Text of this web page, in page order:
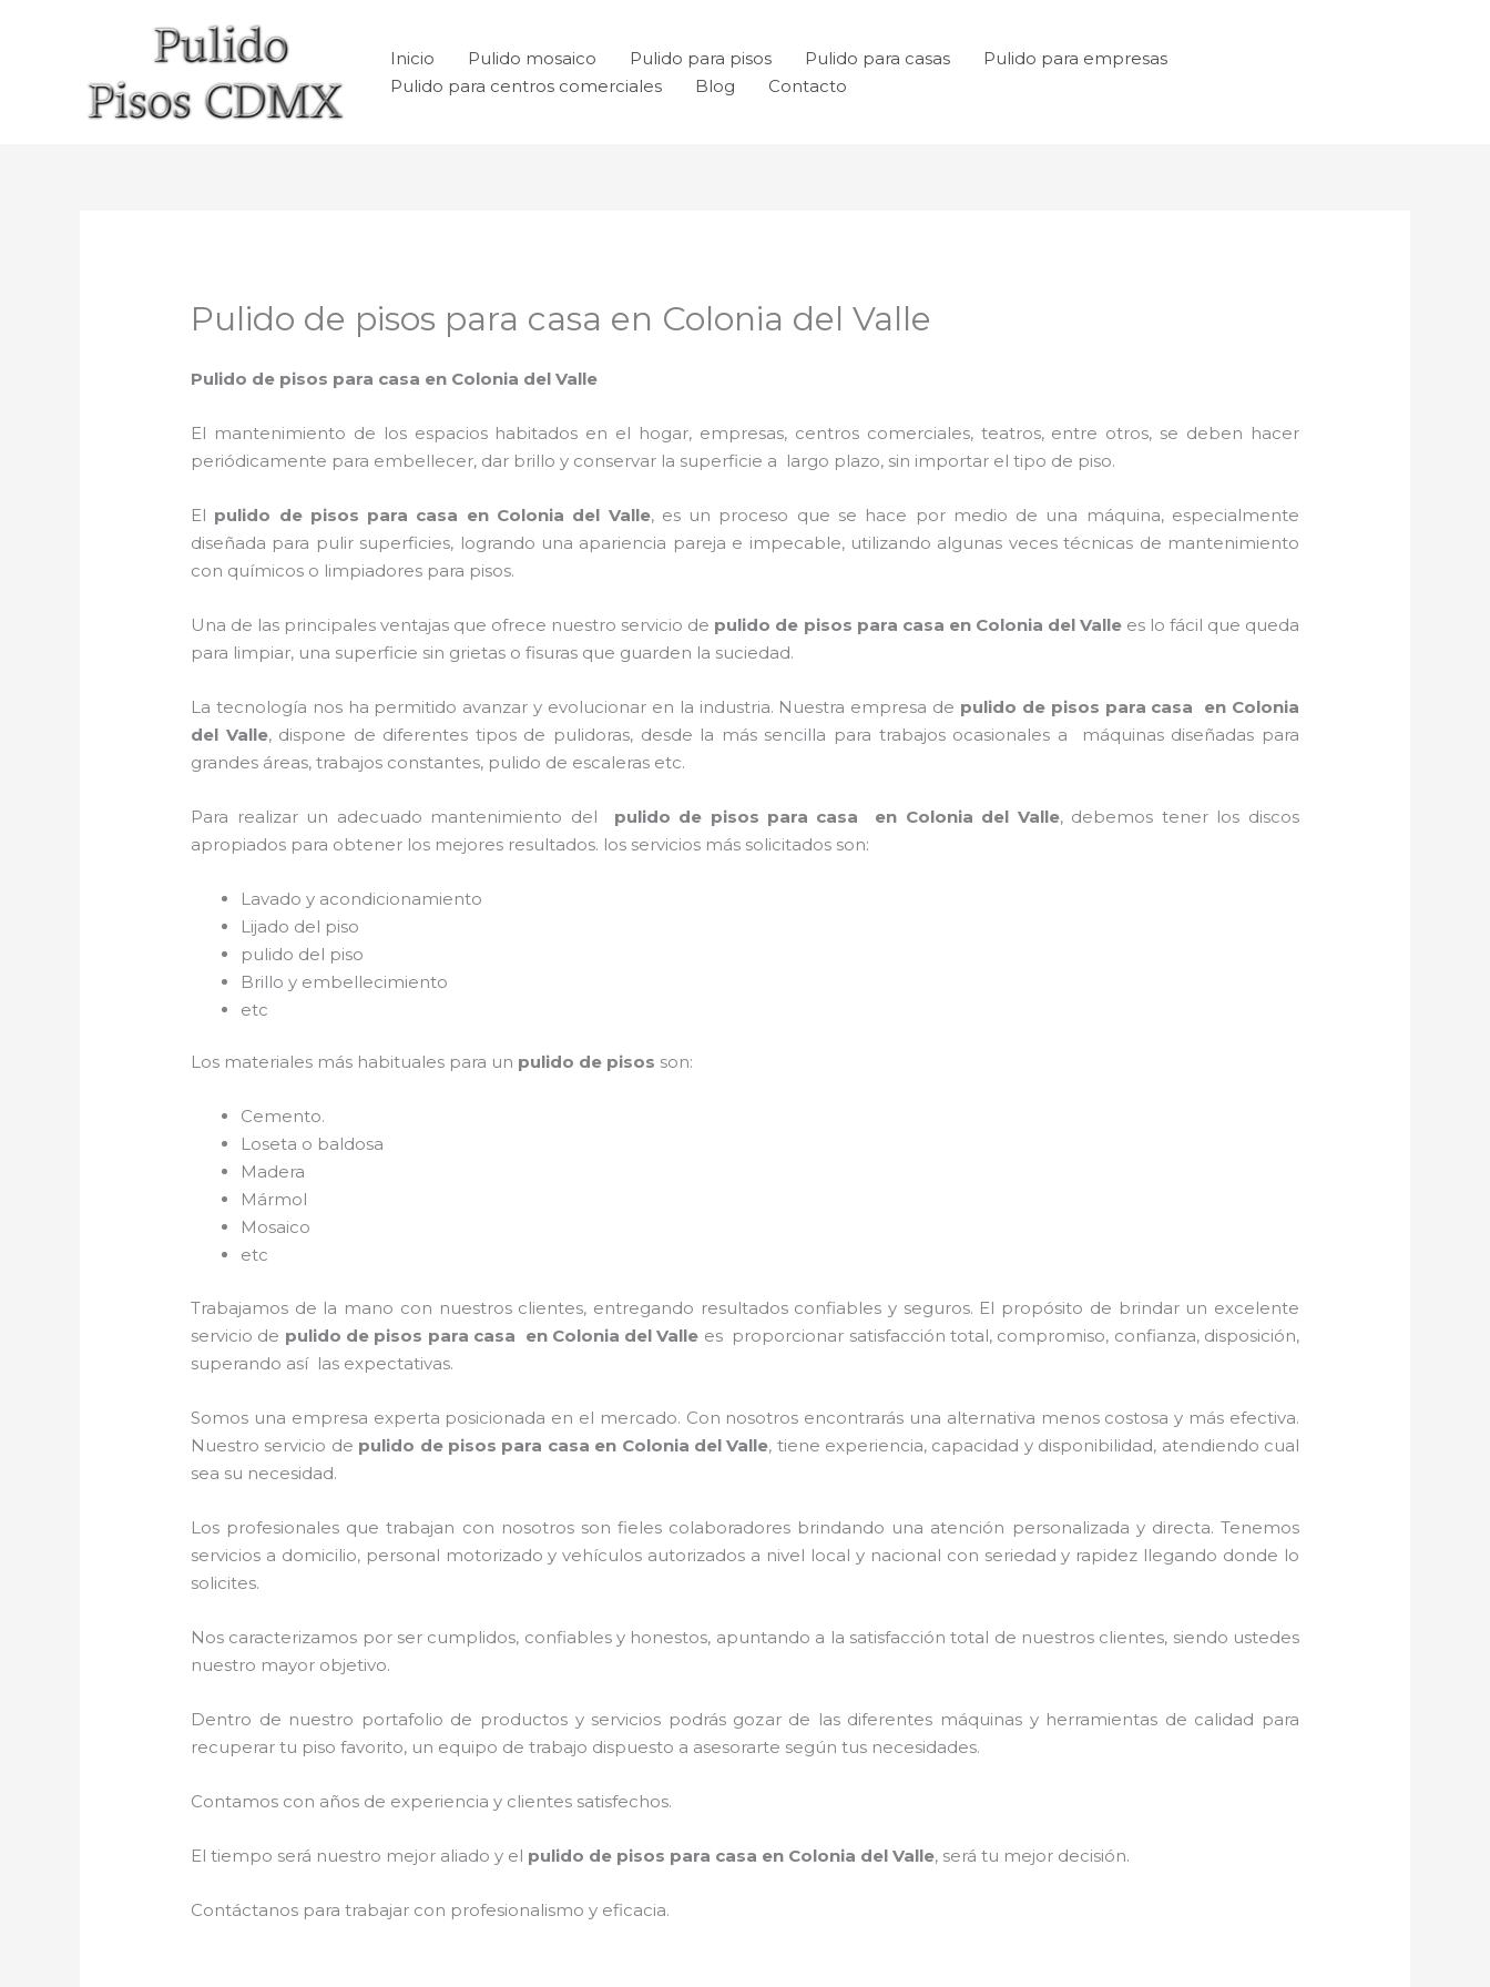
Inicio Pulido mosaico Pulido para pisos Pulido para casas
Pulido para empresas
Pulido para centros comerciales
Blog Contacto
Pulido de pisos para casa en Colonia del Valle
Pulido de pisos para casa en Colonia del Valle
El mantenimiento de los espacios habitados en el hogar, empresas, centros comerciales, teatros, entre otros, se deben hacer
periódicamente para embellecer, dar brillo y conservar la superficie a largo plazo, sin importar el tipo de piso.
El pulido de pisos para casa en Colonia del Valle, es un proceso que se hace por medio de una máquina, especialmente
diseñada para pulir superficies, logrando una apariencia pareja e impecable, utilizando algunas veces técnicas de mantenimiento
con químicos o limpiadores para pisos.
Una de las principales ventajas que ofrece nuestro servicio de pulido de pisos para casa en Colonia del Valle es lo fácil que queda
para limpiar, una superficie sin grietas o fisuras que guarden la suciedad.
La tecnología nos ha permitido avanzar y evolucionar en la industria. Nuestra empresa de pulido de pisos para casa en Colonia
del Valle, dispone de diferentes tipos de pulidoras, desde la más sencilla para trabajos ocasionales a máquinas diseñadas para
grandes áreas, trabajos constantes, pulido de escaleras etc.
Para realizar un adecuado mantenimiento del pulido de pisos para casa en Colonia del Valle, debemos tener los discos
apropiados para obtener los mejores resultados. los servicios más solicitados son:
Lavado y acondicionamiento
Lijado del piso
pulido del piso
Brillo y embellecimiento
etc
Los materiales más habituales para un pulido de pisos son:
Cemento.
Loseta o baldosa
Madera
Mármol
Mosaico
etc
Trabajamos de la mano con nuestros clientes, entregando resultados confiables y seguros. El propósito de brindar un excelente
servicio de pulido de pisos para casa en Colonia del Valle es proporcionar satisfacción total, compromiso, confianza, disposición,
superando así las expectativas.
Somos una empresa experta posicionada en el mercado. Con nosotros encontrarás una alternativa menos costosa y más efectiva.
Nuestro servicio de pulido de pisos para casa en Colonia del Valle, tiene experiencia, capacidad y disponibilidad, atendiendo cual
sea su necesidad.
Los profesionales que trabajan con nosotros son fieles colaboradores brindando una atención personalizada y directa. Tenemos
servicios a domicilio, personal motorizado y vehículos autorizados a nivel local y nacional con seriedad y rapidez llegando donde lo
solicites.
Nos caracterizamos por ser cumplidos, confiables y honestos, apuntando a la satisfacción total de nuestros clientes, siendo ustedes
nuestro mayor objetivo.
Dentro de nuestro portafolio de productos y servicios podrás gozar de las diferentes máquinas y herramientas de calidad para
recuperar tu piso favorito, un equipo de trabajo dispuesto a asesorarte según tus necesidades.
Contamos con años de experiencia y clientes satisfechos.
El tiempo será nuestro mejor aliado y el pulido de pisos para casa en Colonia del Valle, será tu mejor decisión.
Contáctanos para trabajar con profesionalismo y eficacia.